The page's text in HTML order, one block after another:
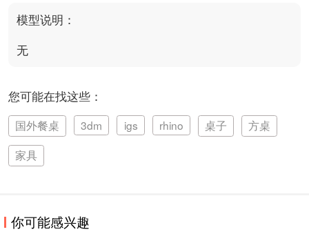
模型说明：
无
您可能在找这些：
国外餐桌 3dm igs rhino 桌子
方桌
家具
你可能感兴趣